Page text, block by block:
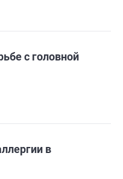
с головной
в